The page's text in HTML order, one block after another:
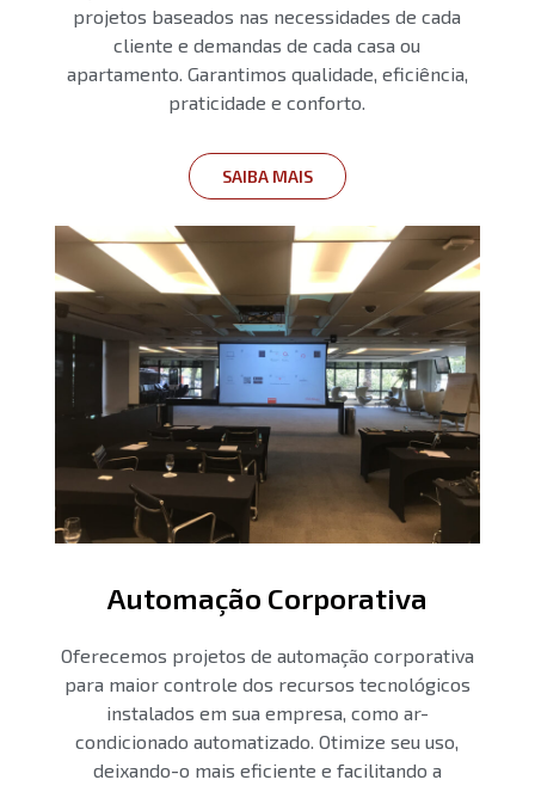
projetos baseados nas necessidades de cada
cliente e demandas de cada casa ou
apartamento. Garantimos qualidade, eficiência,
praticidade e conforto.
SAIBA MAIS
Automação Corporativa
Oferecemos projetos de automação corporativa
para maior controle dos recursos tecnológicos
instalados em sua empresa, como ar-
condicionado automatizado. Otimize seu uso,
deixando-o mais eficiente e facilitando a